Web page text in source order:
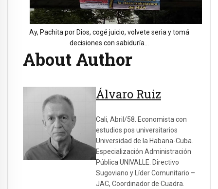
Ay, Pachita por Dios, cogé juicio, volvete seria y tomá
decisiones con sabiduría…
About Author
Álvaro Ruiz
Cali, Abril/58. Economista con
estudios pos universitarios
Universidad de la Habana-Cuba.
Especialización Administración
Pública UNIVALLE. Directivo
Sugoviano y Líder Comunitario –
JAC, Coordinador de Cuadra.